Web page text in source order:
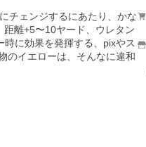
チェンジするにあたり、かな
離+5〜10ヤード、ウレタン
に効果を発揮する、pixやス
のイエローは、そんなに違和